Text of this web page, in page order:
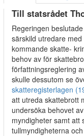
Till statsrådet
Regeringen
särskild utredare
kommande skatte-
behov av för
författningsreglering
skulle dessutom se
skatteregisterlagen
att utreda skattebrott
undersöka behovet
myndigheter samt att
tullmyndigheterna